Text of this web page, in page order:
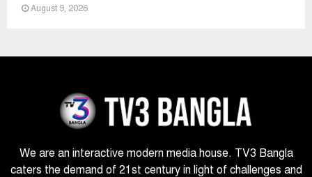
August 9, 2026
We are an interactive modern media house. TV3 Bangla
caters the demand of 21st century in light of challenges and